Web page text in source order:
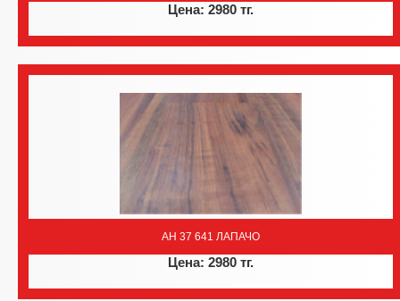
Цена: 2980 тг.
AH 37 641 ЛАПАЧО
Цена: 2980 тг.